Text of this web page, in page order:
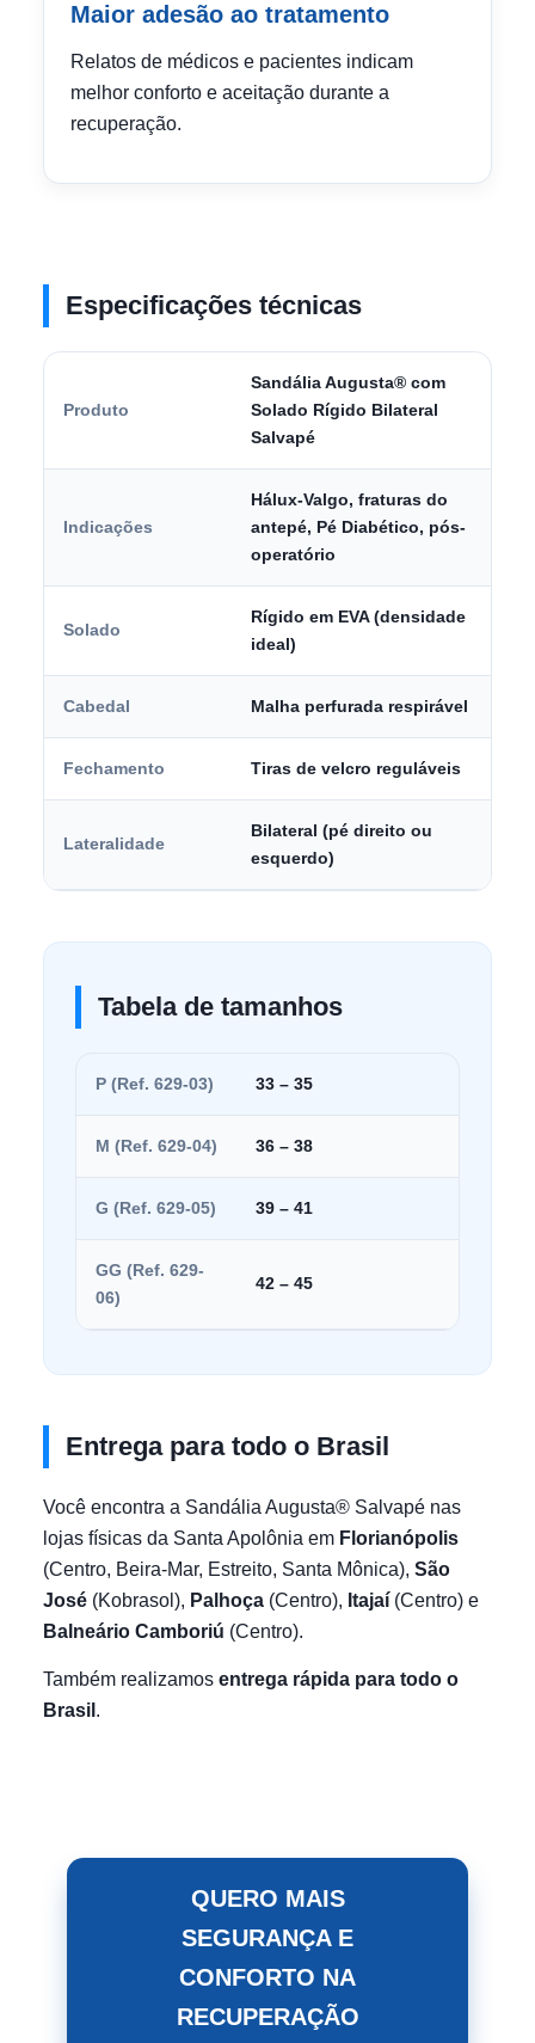
Maior adesão ao tratamento
Relatos de médicos e pacientes indicam
melhor conforto e aceitação durante a
recuperação.
Especificações técnicas
Produto
Sandália Augusta® com
Solado Rígido Bilateral
Salvapé
Indicações
Hálux-Valgo, fraturas do
antepé, Pé Diabético, pós-
operatório
Solado
Rígido em EVA (densidade
ideal)
Cabedal Malha perfurada respirável
Fechamento Tiras de velcro reguláveis
Lateralidade
Bilateral (pé direito ou
esquerdo)
Tabela de tamanhos
P (Ref. 629-03) 33 – 35
M (Ref. 629-04) 36 – 38
G (Ref. 629-05) 39 – 41
GG (Ref. 629-
06)
42 – 45
Entrega para todo o Brasil
Você encontra a Sandália Augusta® Salvapé nas
lojas físicas da Santa Apolônia em Florianópolis
(Centro, Beira-Mar, Estreito, Santa Mônica), São
José (Kobrasol), Palhoça (Centro), Itajaí (Centro) e
Balneário Camboriú (Centro).
Também realizamos entrega rápida para todo o
Brasil .
QUERO MAIS
SEGURANÇA E
CONFORTO NA
RECUPERAÇÃO